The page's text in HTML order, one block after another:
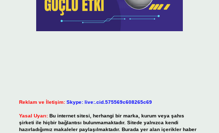
Reklam ve İletişim: Skype: live:.cid.575569c608265c69
Yasal Uyarı: Bu internet sitesi, herhangi bir marka, kurum veya şahıs
şirketi ile hiçbir bağlantısı bulunmamaktadır. Sitede yalnızca kendi
hazırladığımız makaleler paylaşılmaktadır. Burada yer alan içerikler haber